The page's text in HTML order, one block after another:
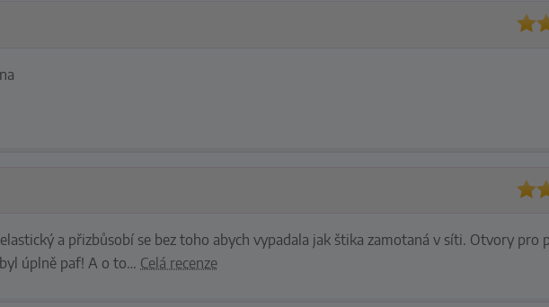
a přizbůsobí se bez toho abych vypadala jak štika zamotaná v síti. Otvory pro
úplně paf! A o to… Celá recenze